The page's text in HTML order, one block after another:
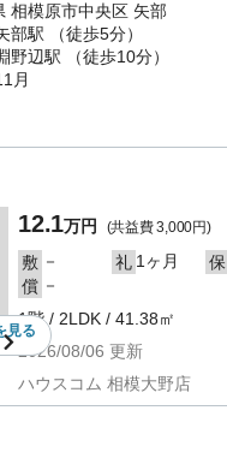
相模原市中央区 矢部
部駅 （徒歩5分）
野辺駅 （徒歩10分）
月
見る
12.1万円 (共益費 3,000円)
敷 － 礼 1ヶ月 保
償 －
1階 / 2LDK / 41.38㎡
2026/08/06 更新
ハウスコム 相模大野店